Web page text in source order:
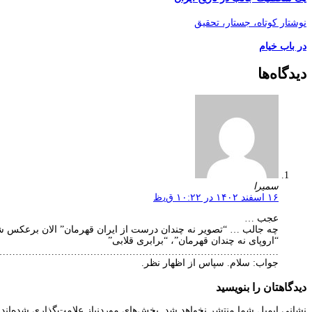
نوشتار کوتاه، جستار، تحقیق
در باب خیام
دیدگاه‌ها
سمیرا
۱۶ اسفند ۱۴۰۲ در ۱۰:۲۲ ق٫ظ
عجب …
چه جالب … “تصویر نه‌ چندان درست از ایران قهرمان” الان برعکس
“اروپای نه چندان قهرمان”، “برابری قلابی”
جواب: سلام. سپاس از اظهار نظر.
دیدگاهتان را بنویسید